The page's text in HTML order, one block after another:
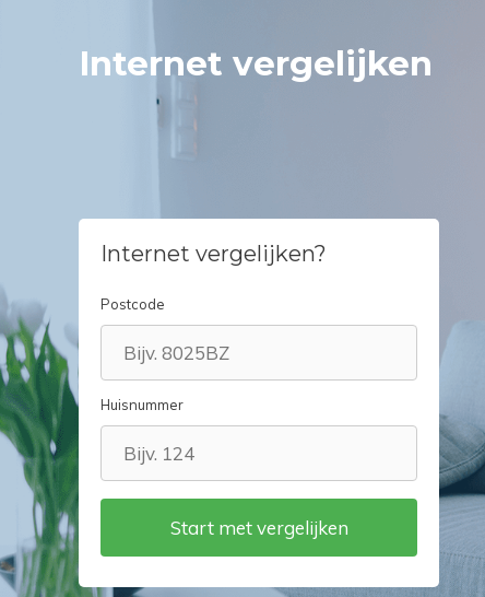
Internet vergelijken
Internet vergelijken?
Postcode
Huisnummer